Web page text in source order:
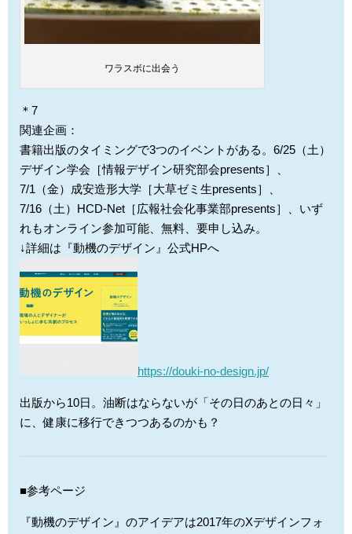
ワラスボに出会う
＊7
関連企画：
書籍出版のタイミングで3つのイベントがある。6/25（土）
デザイン学会［情報デザイン研究部会presents］、
7/1（金）成安造形大学［大草ゼミ生presents］、
7/16（土）HCD-Net［広報社会化事業部presents］、いず
れもオンライン参加可能、無料、要申し込み。
↓詳細は『動機のデザイン』公式HPへ
https://douki-no-design.jp/
出版から10日。油断はならないが「その日のあとの日々」
に、健康に移行できつつあるのかも？
■参考ページ
『動機のデザイン』のアイデアは2017年のXデザインフォ